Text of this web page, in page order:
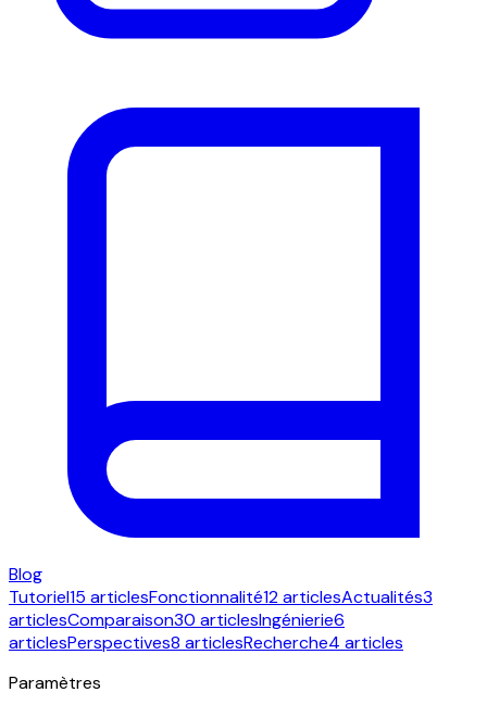
Blog
Tutoriel15 articlesFonctionnalité12 articlesActualités3
articlesComparaison30 articlesIngénierie6
articlesPerspectives8 articlesRecherche4 articles
Paramètres